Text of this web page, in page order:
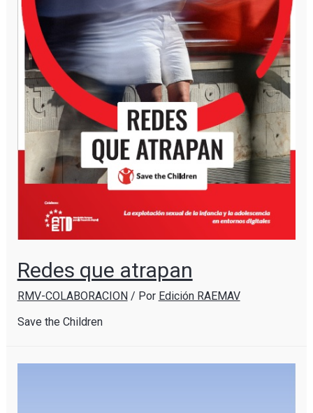
Redes que atrapan
RMV-COLABORACION / Por Edición RAEMAV
Save the Children